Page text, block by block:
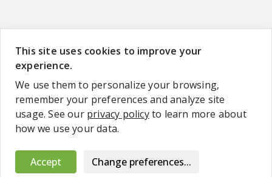
This site uses cookies to improve your
experience.
We use them to personalize your browsing,
remember your preferences and analyze site
usage. See our privacy policyto learn more about
how we use your data.
Accept Change preferences...
français
© Optimum Clinique Visuelle, 2026
This site is protected by reCAPTCHA and theprivacy policy